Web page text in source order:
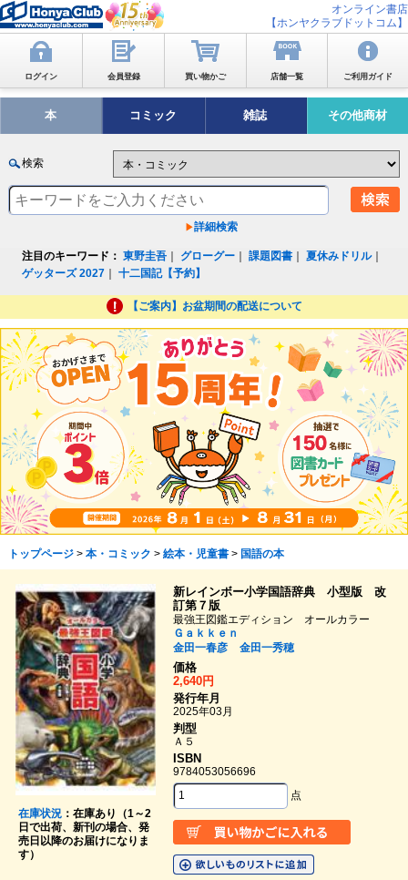
オンライン書店
【ホンヤクラブドットコム】
ログイン 会員登録 買い物かご 店舗一覧 ご利用ガイド
本 コミック 雑誌 その他商材
検索
詳細検索
注目のキーワード： 東野圭吾 グローグー ｜課題図書 ｜夏休みドリル｜
ゲッターズ 2027 ｜十二国記【予約】
【ご案内】お盆期間の配送について
トップページ> 本・コミック > 絵本・児童書> 国語の本
在庫状況：在庫あり（1～2
日で出荷、新刊の場合、発
売日以降のお届けになりま
す）
新レインボー小学国語辞典 小型版 改
訂第７版
最強王図鑑エディション オールカラー
Ｇａｋｋｅｎ
金田一春彦
金田一秀穂
価格
2,640円
発行年月
2025年03月
判型
Ａ５
ISBN
9784053056696
点